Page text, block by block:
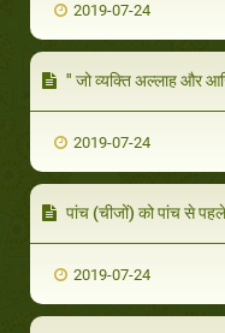
2019-07-24
" जो व्यक्ति अल्लाह और आखिरत के
2019-07-24
पांच (चीजों) को पांच से
2019-07-24